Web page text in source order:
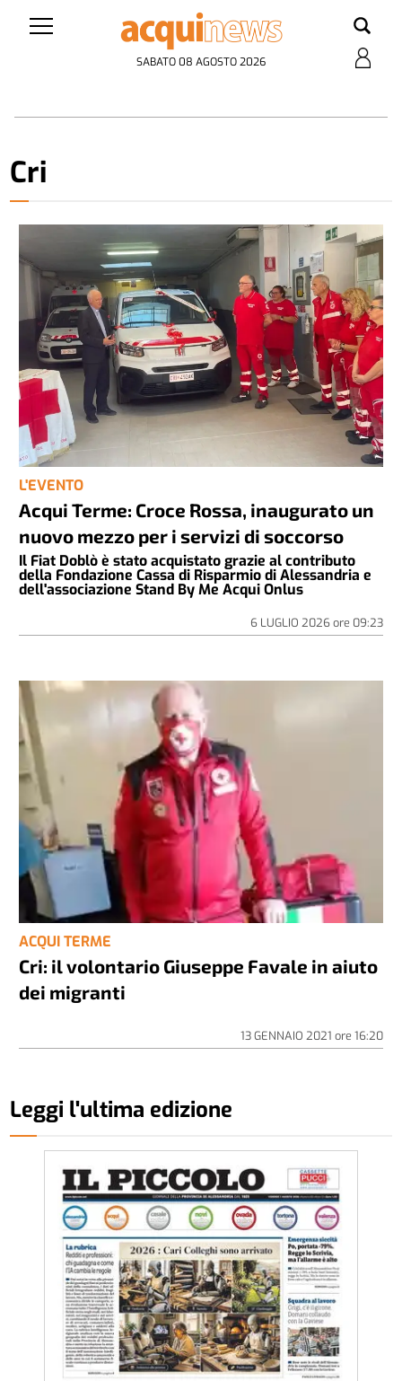
SABATO 08 AGOSTO 2026
Cri
L'EVENTO
Acqui Terme: Croce Rossa, inaugurato un
nuovo mezzo per i servizi di soccorso
Il Fiat Doblò è stato acquistato grazie al contributo
della Fondazione Cassa di Risparmio di Alessandria e
dell'associazione Stand By Me Acqui Onlus
6 LUGLIO 2026ore 09:23
ACQUI TERME
Cri: il volontario Giuseppe Favale in aiuto
dei migranti
13 GENNAIO 2021 ore 16:20
Leggi l'ultima edizione